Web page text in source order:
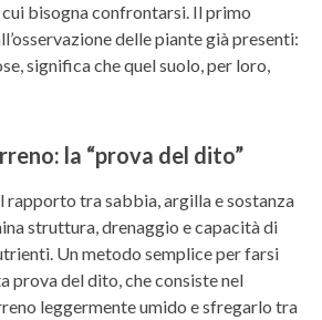
bisogna confrontarsi. Il primo
delle piante già presenti:
significa che quel suolo, per loro,
la “prova del dito”
rapporto tra sabbia, argilla e sostanza
struttura, drenaggio e capacità di
Un metodo semplice per farsi
prova del dito, che consiste nel
leggermente umido e sfregarlo tra